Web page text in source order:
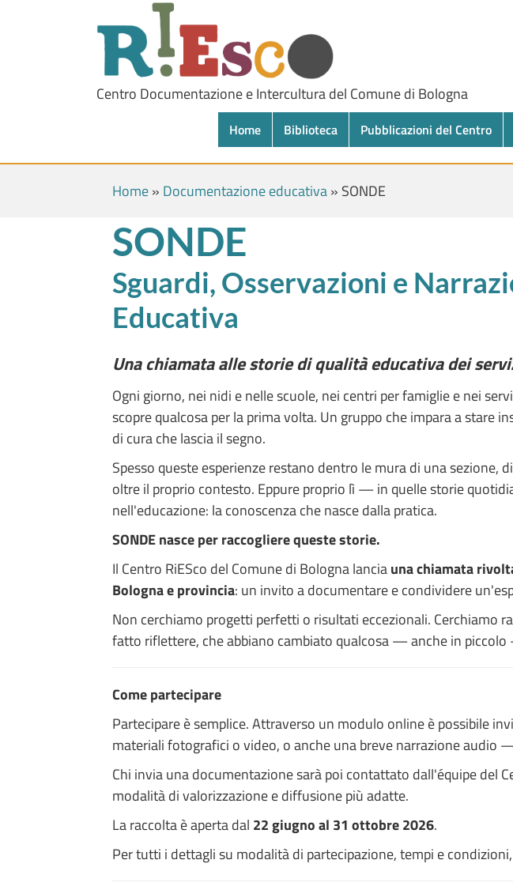
Centro Documentazione e Intercultura del Comune di Bologna
Home Biblioteca Pubblicazioni del Centro
Home» Documentazione educativa» SONDE
SONDE
Sguardi, Osservazioni e
Educativa
Una chiamata alle storie di qualità educativa dei
Ogni giorno, nei nidi e nelle scuole, nei centri per famiglie e nei
scopre qualcosa per la prima volta. Un gruppo che impara a stare
di cura che lascia il segno.
Spesso queste esperienze restano dentro le mura di una
oltre il proprio contesto. Eppure proprio lì — in quelle storie
nell'educazione: la conoscenza che nasce dalla pratica.
SONDE nasce per raccogliere queste storie.
Il Centro RiESco del Comune di Bologna lanciauna chiamata
Bologna e provincia: un invito a documentare e condividere
Non cerchiamo progetti perfetti o risultati eccezionali. Cerchiamo
fatto riflettere, che abbiano cambiato qualcosa — anche in
Come partecipare
Partecipare è semplice. Attraverso un modulo online è possibile
materiali fotografici o video, o anche una breve narrazione audio
Chi invia una documentazione sarà poi contattato dall'équipe del
modalità di valorizzazione e diffusione più adatte.
La raccolta è aperta dal 22 giugno al 31 ottobre 2026.
Per tutti i dettagli su modalità di partecipazione, tempi e